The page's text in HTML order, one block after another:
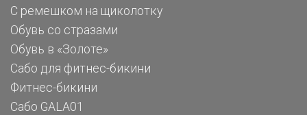
С ремешком на щиколотку
Обувь со стразами
Обувь в «Золоте»
Сабо для фитнес-бикини
Фитнес-бикини
Сабо GALA01